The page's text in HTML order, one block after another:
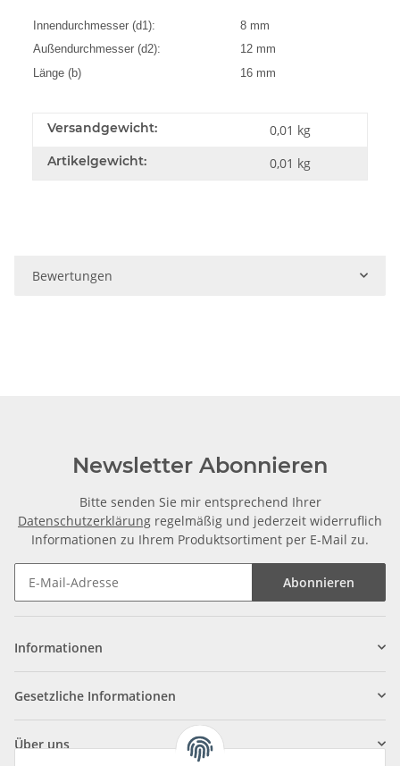
Innendurchmesser (d1):
8 mm
Außendurchmesser (d2):
12 mm
Länge (b)
16 mm
Versandgewicht: 0,01 kg
Artikelgewicht: 0,01 kg
Bewertungen
Newsletter Abonnieren
Bitte senden Sie mir entsprechend Ihrer
Datenschutzerklärung regelmäßig und jederzeit widerruflich
Informationen zu Ihrem Produktsortiment per E-Mail zu.
Abonnieren
Informationen
Gesetzliche Informationen
Über uns